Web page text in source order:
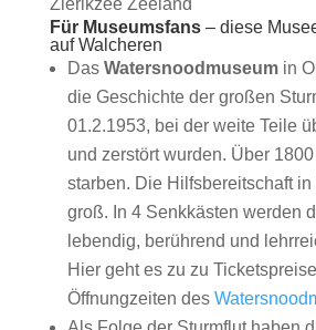
Zierikzee Zeeland
Für Museumsfans– diese
auf Walcheren
Das Watersnoodmuseumin
die Geschichte der großen
01.2.1953, bei der weite Teile
und zerstört wurden. Über
starben. Die Hilfsbereitschaft
groß. In 4 Senkkästen werden
lebendig, berührend und
Hier geht es zu zu
Öffnungzeiten des